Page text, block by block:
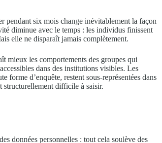
pendant six mois change inévitablement la façon
diminue avec le temps : les individus finissent
elle ne disparaît jamais complètement.
mieux les comportements des groupes qui
dans des institutions visibles. Les
forme d’enquête, restent sous-représentées dans
structurellement difficile à saisir.
données personnelles : tout cela soulève des